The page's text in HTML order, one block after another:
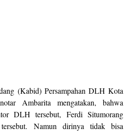
(Kabid) Persampahan DLH Kota
Ambarita mengatakan, bahwa
DLH tersebut, Ferdi Situmorang
tersebut. Namun dirinya tidak bisa